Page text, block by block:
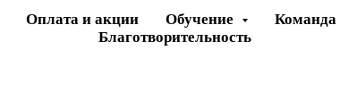
Оплата и акции Обучение Команда
Благотворительность